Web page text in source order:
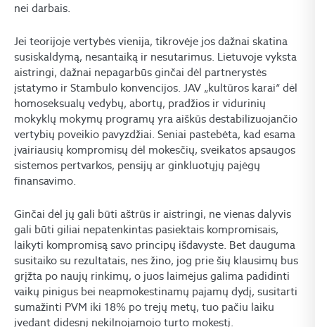
nei darbais.
Jei teorijoje vertybės vienija, tikrovėje jos dažnai skatina
susiskaldymą, nesantaiką ir nesutarimus. Lietuvoje vyksta
aistringi, dažnai nepagarbūs ginčai dėl partnerystės
įstatymo ir Stambulo konvencijos. JAV „kultūros karai“ dėl
homoseksualų vedybų, abortų, pradžios ir vidurinių
mokyklų mokymų programų yra aiškūs destabilizuojančio
vertybių poveikio pavyzdžiai. Seniai pastebėta, kad esama
įvairiausių kompromisų dėl mokesčių, sveikatos apsaugos
sistemos pertvarkos, pensijų ar ginkluotųjų pajėgų
finansavimo.
Ginčai dėl jų gali būti aštrūs ir aistringi, ne vienas dalyvis
gali būti giliai nepatenkintas pasiektais kompromisais,
laikyti kompromisą savo principų išdavyste. Bet dauguma
susitaiko su rezultatais, nes žino, jog prie šių klausimų bus
grįžta po naujų rinkimų, o juos laimėjus galima padidinti
vaikų pinigus bei neapmokestinamų pajamų dydį, susitarti
sumažinti PVM iki 18% po trejų metų, tuo pačiu laiku
įvedant didesnį nekilnojamojo turto mokestį.